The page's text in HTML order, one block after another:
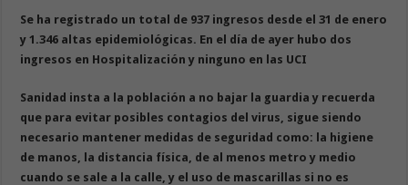
Se ha registrado un total de 937 ingresos desde el 31 de enero
y 1.346 altas epidemiológicas. En el día de ayer hubo dos
ingresos en Hospitalización y ninguno en las UCI
Sanidad insta a la población a no bajar la guardia y recuerda
que para evitar posibles contagios del virus, sigue siendo
necesario mantener medidas de seguridad como: la higiene
de manos, la distancia física, de al menos metro y medio
cuando se sale a la calle, y el uso de mascarillas si no es